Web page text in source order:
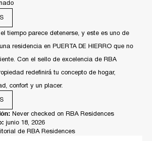
exclusivo
tiempo parece detenerse, y este es uno de
residencia en PUERTA DE HIERRO que no
Con el sello de excelencia de RBA
redefinirá tu concepto de hogar,
confort y un placer.
una majestuosa área libre, sin columnas ni
la vista, permitiendo que la luz natural bañe
Never checked on RBA Residences
junio 18, 2026
de RBA Residences